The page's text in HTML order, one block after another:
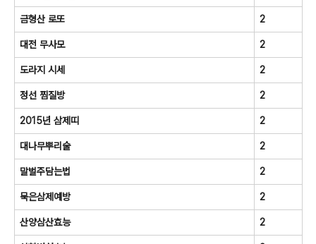
금형산 로또 2
대전 무사모 2
도라지 시세 2
정선 찜질방 2
2015년 삼제띠 2
대나무뿌리술 2
말벌주담는법 2
묵은삼제예방 2
산양삼산효능 2